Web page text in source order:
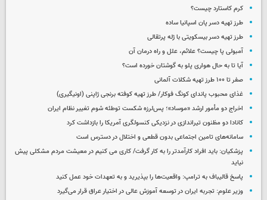
کرم کاستارد چیست؟
طرز تهیه دسر پان اسپانیا ساده
طرز تهیه دسر بیسکویتی با ژله پرتقالی
آمبولی پا چیست؟ علائم، علل و راه درمان آن
آیا تا به حال هواری پلو به گوشتان خورده است؟
صفر تا ۱۰۰ طرز تهیه شکلات آلمانی
غذای محبوب پاندای کونگ فوکار/ طرز تهیه کوفته برنجی ژاپنی (اونیگیری)
اخراج دو مأمور ارشد «موساد»؛ پس‌لرزه شکست توطئه شوم تغییر نظام ایران
کانادا دو مظنون تیراندازی در نزدیکی کنسولگری آمریکا را بازداشت کرد
سامانه‌های تامین اجتماعی بدون قطعی و اختلال در دسترس است
پزشکیان: باید افراد کارآمدتر را به کار گرفت/ کاری می کنیم در معیشت مردم مشکلی پیش
نیاید
پاسخ قالیباف به ترامپ: واقعیت‌ها را بپذیرید و به تعهدات خود عمل کنید
وزیر علوم: تجربه ایران در توسعه آموزش عالی در اختیار عراق قرار می‌گیرد